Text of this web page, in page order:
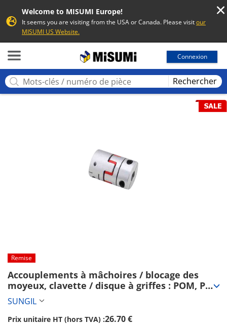
Welcome to MISUMI Europe!
It seems you are visiting from the USA or Canada. Please visitour
MISUMI US Website.
Connexion
Rechercher
Remise
Accouplements à mâchoires / blocage des
moyeux, clavette / disque à griffes : POM, PU,
polyester élastomère / corps : aluminium /
SJC / SUNGIL (SJCB-30C-RD-6X7K2)
SUNGIL
Prix unitaire HT (hors TVA) :26.70 €